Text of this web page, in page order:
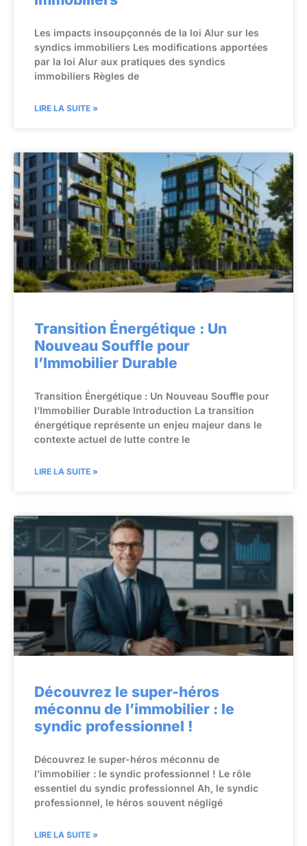
Les impacts insoupçonnés de la loi Alur sur les
syndics immobiliers Les modifications apportées
par la loi Alur aux pratiques des syndics
immobiliers Règles de
LIRE LA SUITE »
Transition Énergétique : Un
Nouveau Souffle pour
l’Immobilier Durable
Transition Énergétique : Un Nouveau Souffle pour
l’Immobilier Durable Introduction La transition
énergétique représente un enjeu majeur dans le
contexte actuel de lutte contre le
LIRE LA SUITE »
Découvrez le super-héros
méconnu de l’immobilier : le
syndic professionnel !
Découvrez le super-héros méconnu de
l’immobilier : le syndic professionnel ! Le rôle
essentiel du syndic professionnel Ah, le syndic
professionnel, le héros souvent négligé
LIRE LA SUITE »